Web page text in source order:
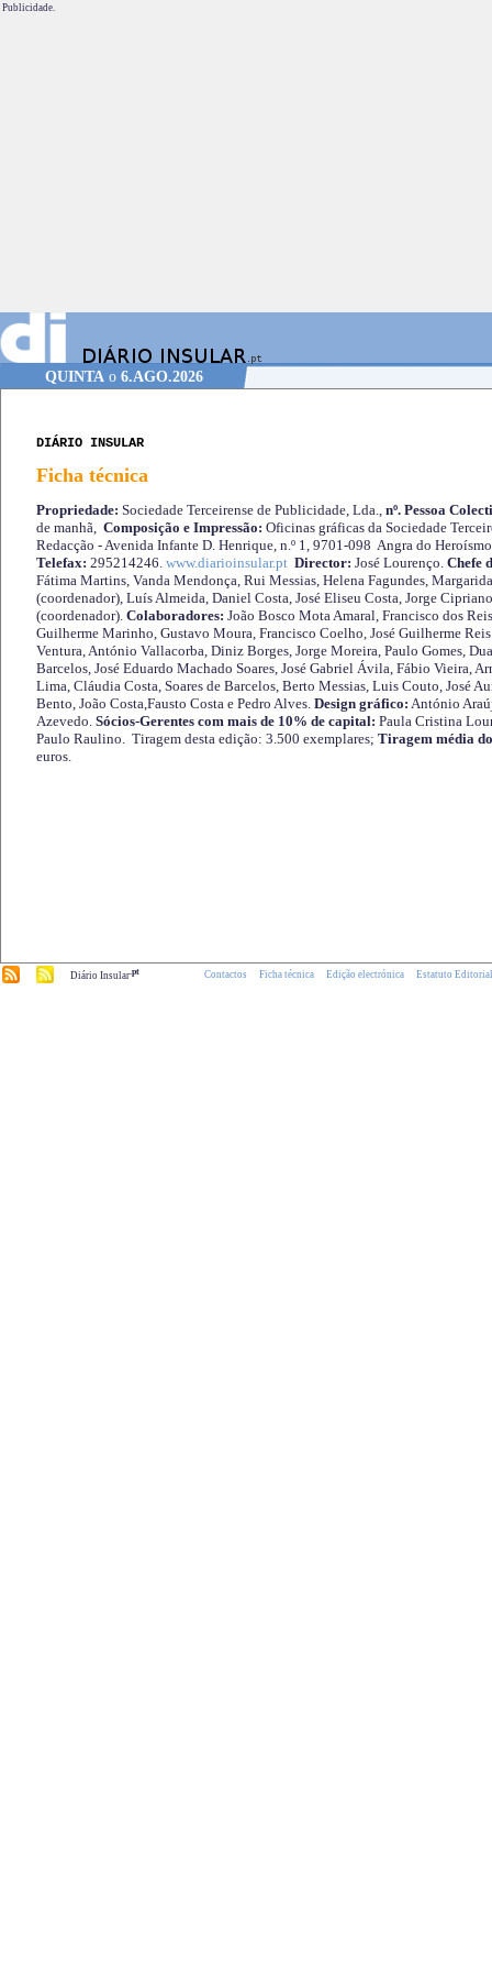
Publicidade.
QUINTAo 6.AGO.2026
DIÁRIO INSULAR
Ficha técnica
Propriedade: Sociedade Terceirense de Publicidade, Lda., nº. Pessoa
de manhã, Composição e Impressão: Oficinas gráficas da Sociedade
Redacção - Avenida Infante D. Henrique, n.º 1, 9701-098 Angra do
Telefax: 295214246. www.diarioinsular.pt Director: José Lourenço. Chefe
Fátima Martins, Vanda Mendonça, Rui Messias, Helena Fagundes,
(coordenador), Luís Almeida, Daniel Costa, José Eliseu Costa, Jorge
(coordenador). Colaboradores: João Bosco Mota Amaral, Francisco dos
Guilherme Marinho, Gustavo Moura, Francisco Coelho, José Guilherme
Ventura, António Vallacorba, Diniz Borges, Jorge Moreira, Paulo Gomes,
Barcelos, José Eduardo Machado Soares, José Gabriel Ávila, Fábio Vieira,
Lima, Cláudia Costa, Soares de Barcelos, Berto Messias, Luis Couto, José
Bento, João Costa,Fausto Costa e Pedro Alves. Design gráfico: António
Azevedo. Sócios-Gerentes com mais de 10% de capital: Paula Cristina
Paulo Raulino. Tiragem desta edição: 3.500 exemplares; Tiragem média
euros.
Diário Insular.pt Contactos Ficha técnica Edição electrónica Estatuto Editorial